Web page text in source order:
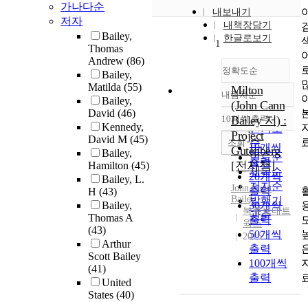
가나다순
저자
Bailey,
Thomas
Andrew (86)
Bailey,
Matilda (55)
Bailey,
David (46)
Kennedy,
David M (45)
Bailey,
Hamilton (45)
Bailey, L.
H (43)
Bailey,
Thomas A
(43)
Arthur
Scott Bailey
(41)
United
States (40)
내보내기
내책장담기
한글로보기
정확도순
정확도
순
인기도
순
연도순
제목순
저자순
발행기
관순
내림차순
내림차순
10개씩 출력
10개씩
출력
20개씩
출력
30개씩
출력
50개씩
출력
100개씩
출력
조회
1
Milton
(John Cann
Bailey 저) :
Project
Gutenberg
[전자책]
John Cann
Bailey
북큐브네트
웍스
2015